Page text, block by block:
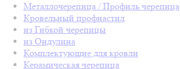
Металлочерепица / Профиль черепица
Кровельный профнастил
из Гибкой черепицы
из Ондулина
Комплектующие для кровли
Керамическая черепица